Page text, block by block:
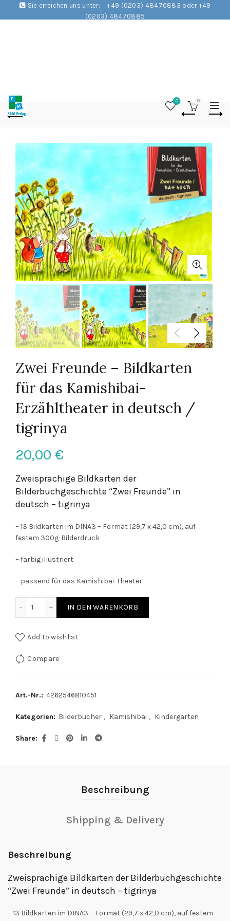
Sie erreichen uns unter:
+49 (0203) 48470883 oder +49
(0203) 48470885
0 0
Zwei Freunde – Bildkarten
für das Kamishibai-
Erzähltheater in deutsch /
tigrinya
20,00 €
Zweisprachige Bildkarten der
Bilderbuchgeschichte “Zwei Freunde” in
deutsch – tigrinya
– 13 Bildkarten im DINA3 – Format (29,7 x 42,0 cm), auf
festem 300g-Bilderdruck
– farbig illustriert
– passend für das Kamishibai-Theater
IN DEN WARENKORB
Add to wishlist
Compare
Art.-Nr.: 4262546810451
Kategorien: Bilderbücher , Kamishibai , Kindergarten
Share
Beschreibung
Shipping & Delivery
Beschreibung
Zweisprachige Bildkarten der Bilderbuchgeschichte
“Zwei Freunde” in deutsch – tigrinya
– 13 Bildkarten im DINA3 – Format (29,7 x 42,0 cm), auf festem